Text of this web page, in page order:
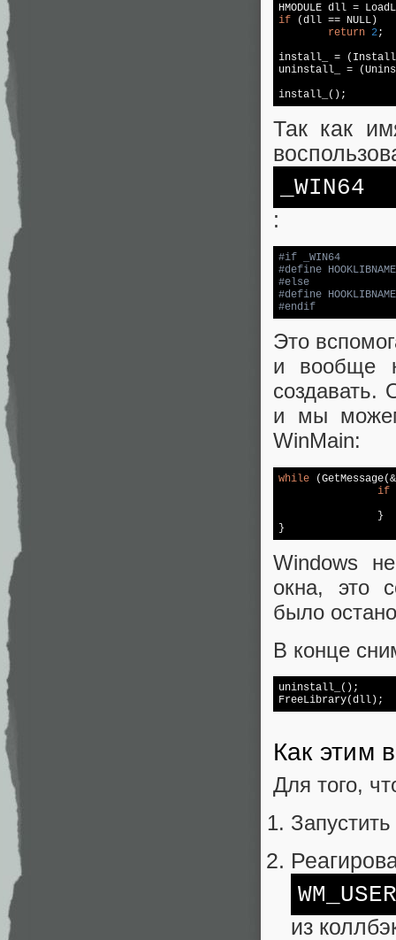
if (dll == NULL )
return 2;
install_ =
uninstall_ =
install_();
Так как
_WIN64
:
#if _WIN64
#define
#else
#define
#endif
Это
и вообще
создавать.
и мы
WinMain:
while
if
}
Windows
окна, это
было
В конце
uninstall_();
FreeLibrary(dll);
Как этим
Для того,
из